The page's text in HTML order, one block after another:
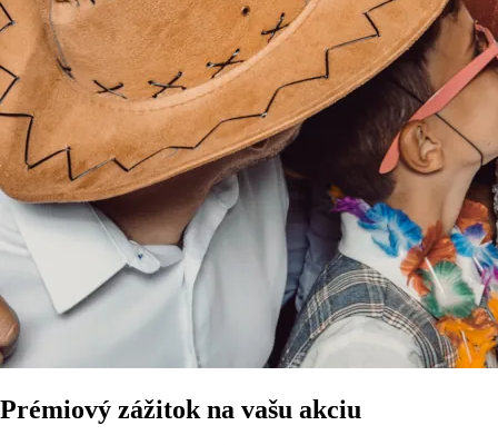
Prémiový zážitok na vašu akciu